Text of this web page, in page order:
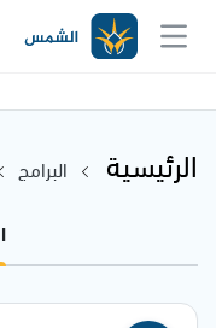
الرئيسية البرامج